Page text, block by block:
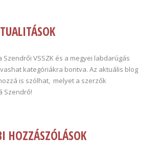
VSSZK és a megyei labdarúgás
kategóriákra bontva. Az aktuális blog
is szólhat, melyet a szerzők
Szendrő!
HOZZÁSZÓLÁSOK